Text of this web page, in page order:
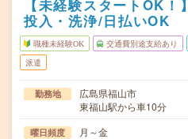
【未経験スタートOK
投入・洗浄/日払いOK
職種未経験OK 交通費別途支給あり
派遣
勤務地
広島県福山市
東福山駅から車10分
曜日頻度 月～金